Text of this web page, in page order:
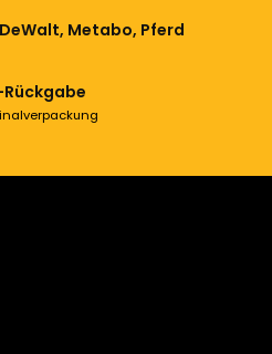
Metabo, Pferd